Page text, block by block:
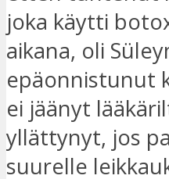
joka käytti
aikana, oli
epäonnistunut
ei jäänyt
yllättynyt, jos
suurelle